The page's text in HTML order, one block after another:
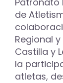
de
Regional
Castilla y
la
atletas,